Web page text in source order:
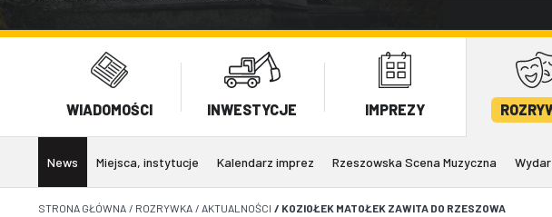
WIADOMOŚCI INWESTYCJE IMPREZY
News Miejsca, instytucje Kalendarz imprez Rzeszowska Scena Muzyczna
STRONA GŁÓWNA / ROZRYWKA / AKTUALNOŚCI / KOZIOŁEK MATOŁEK ZAWITA DO RZESZOWA